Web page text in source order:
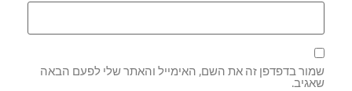
שמור בדפדפן זה את השם, האימייל והאתר שלי לפעם הבאה
שאגיב.